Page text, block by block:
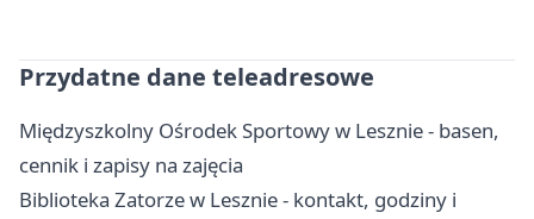
Przydatne dane teleadresowe
Międzyszkolny Ośrodek Sportowy w Lesznie - basen,
cennik i zapisy na zajęcia
Biblioteka Zatorze w Lesznie - kontakt, godziny i